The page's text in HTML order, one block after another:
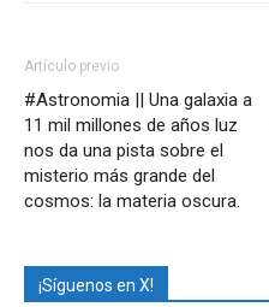
Artículo previo
#Astronomia || Una galaxia a
11 mil millones de años luz
nos da una pista sobre el
misterio más grande del
cosmos: la materia oscura.
¡Síguenos en X!